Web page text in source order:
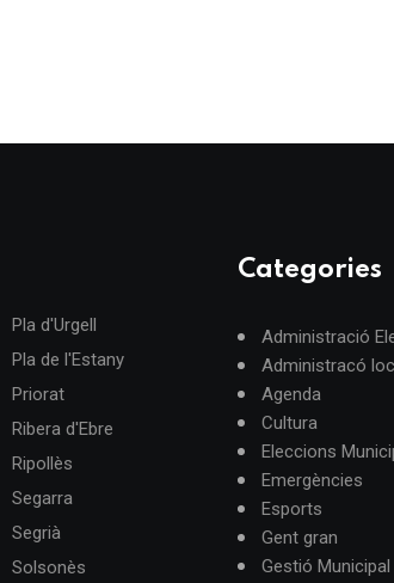
Pla d'Urgell
Pla de l'Estany
Priorat
Ribera d'Ebre
Ripollès
Segarra
Segrià
Solsonès
Categories
Administració
Administracó
Agenda
Cultura
Eleccions
Emergències
Esports
Gent gran
Gestió Municipal